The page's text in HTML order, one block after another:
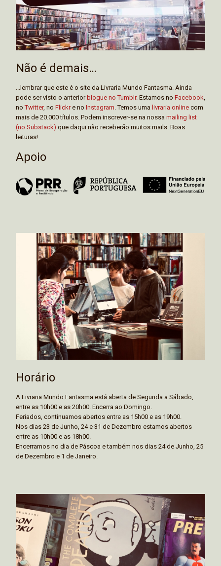
Não é demais…
...lembrar que este é o site da Livraria Mundo Fantasma. Ainda
pode ser visto o anterior blogue no Tumblr. Estamos no Facebook,
noTwitter, no Flickre no Instagram. Temos uma livraria online com
mais de 20.000 títulos. Podem inscrever-se na nossa mailing list
(no Substack) que daqui não receberão muitos mails. Boas
leituras!
Apoio
Horário
A Livraria Mundo Fantasma está aberta de Segunda a Sábado,
entre as 10h00 e as 20h00. Encerra ao Domingo.
Feriados, continuamos abertos entre as 15h00 e as 19h00.
Nos dias 23 de Junho, 24 e 31 de Dezembro estamos abertos
entre as 10h00 e as 18h00.
Encerramos no dia de Páscoa e também nos dias 24 de Junho, 25
de Dezembro e 1 de Janeiro.